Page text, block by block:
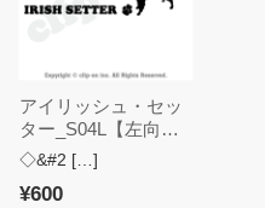
アイリッシュ・セッ
ター_S04L【左向
き・ステッカー】
◇&#2 […]
¥600